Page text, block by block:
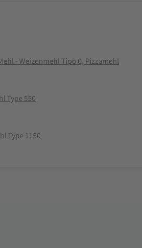
- Weizenmehl Tipo 0, Pizzamehl
Type 550
Type 1150